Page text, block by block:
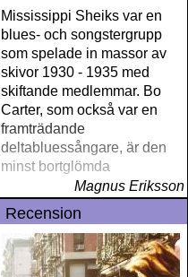
Mississippi Sheiks var en
blues- och songstergrupp
som spelade in massor av
skivor 1930 - 1935 med
skiftande medlemmar. Bo
Carter, som också var en
framträdande
deltabluessångare, är den
minst bortglömda
Magnus Eriksson
Recension